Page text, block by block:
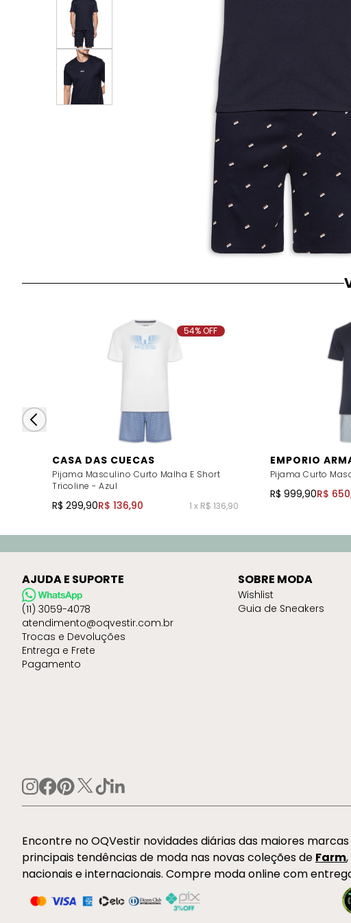
CASA DAS CUECAS
Pijama Masculino Curto Malha E Short
Tricoline - Azul
R$ 299,90R$ 136,90 1 x R$ 136,90
54% OFF
EMPORIO
Pijama Curto
R$ 999,90R$
AJUDA E SUPORTE
(11) 3059-4078
atendimento@oqvestir.com.br
Trocas e Devoluções
Entrega e Frete
Pagamento
SOBRE MODA
Wishlist
Guia de Sneakers
Encontre no OQVestir novidades diárias das maiores
principais tendências de moda nas novas coleções de Farm,
nacionais e internacionais. Compre moda online com